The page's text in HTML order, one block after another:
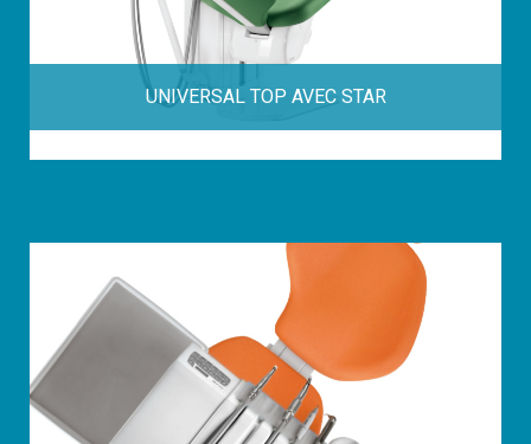
UNIVERSAL TOP AVEC STAR